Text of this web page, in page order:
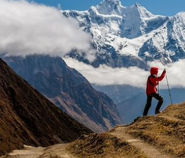
pâturages, vous marchez dans des
dominés par les sommets du Népal.
Moments forts, lepassage du
marches face au Machhapuchhare(le
l’arrivée dans le sanctuaire de
cirque de glaciers et de pics au pied de
haut sommet de l’Annapurna.
Votre trek dans les Annapurnas, vous
Environnement
Forêts, collines, rivières et lacs
Montagne